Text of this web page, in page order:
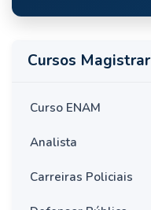
Cursos Magistrar
Curso ENAM
Analista
Carreiras Policiais